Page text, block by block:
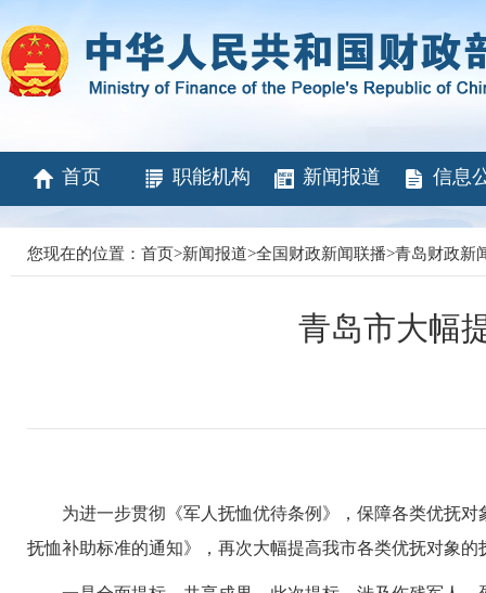
首页 职能机构 新闻报道 信息
您现在的位置： 首页>新闻报道>全国财政新闻联播>青岛财政新
青岛市大幅
为进一步贯彻《军人抚恤优待条例》，保障各类优抚
抚恤补助标准的通知》，再次大幅提高我市各类优抚对象